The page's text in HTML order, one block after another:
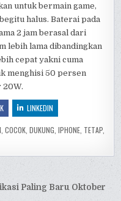
untuk bermain game,
halus. Baterai pada
2 jam berasal dari
lebih lama dibandingkan
cepat yakni cuma
menghisi 50 persen
20W.
LINKEDIN
COCOK DUKUNG IPHONE TETAP
Paling Baru Oktober